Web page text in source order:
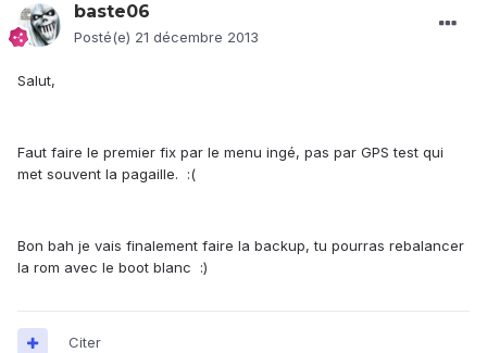
baste06
Posté(e) 21 décembre 2013
Salut,
Faut faire le premier fix par le menu ingé, pas par GPS test qui
met souvent la pagaille. :(
Bon bah je vais finalement faire la backup, tu pourras rebalancer
la rom avec le boot blanc :)
Citer